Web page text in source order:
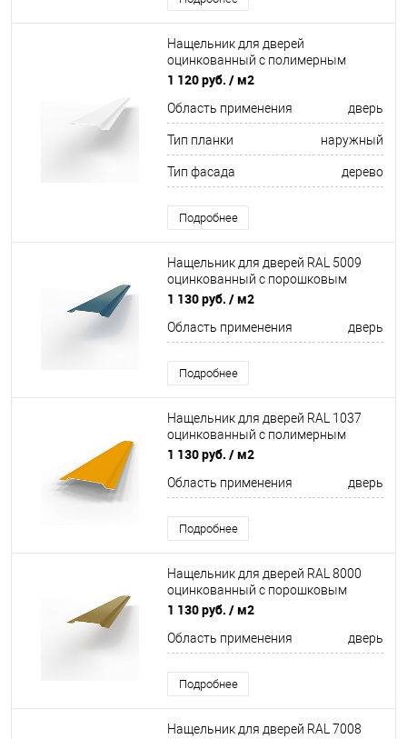
Нащельник для дверей
оцинкованный c полимерным
покрытием 0,45мм RAL 9003
1 120 руб. / м2
Область применения дверь
Тип планки наружный
Тип фасада дерево
Подробнее
Нащельник для дверей RAL 5009
оцинкованный c порошковым
покрытием 0,45мм
1 130 руб. / м2
Область применения дверь
Подробнее
Нащельник для дверей RAL 1037
оцинкованный c полимерным
покрытием 0,45 мм
1 130 руб. / м2
Область применения дверь
Подробнее
Нащельник для дверей RAL 8000
оцинкованный c порошковым
покрытием 0,45мм
1 130 руб. / м2
Область применения дверь
Подробнее
Нащельник для дверей RAL 7008